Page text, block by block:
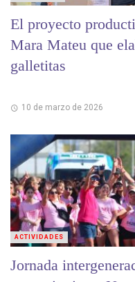
El proyecto
Mara Mateu que
galletitas
10 de marzo de 2026
Jornada
ACTIVIDADES